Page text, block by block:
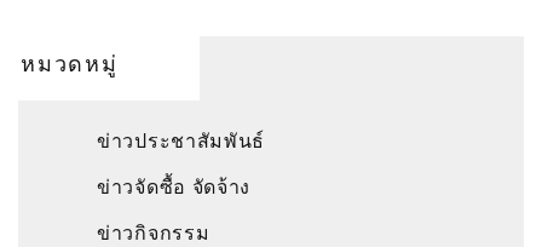
หมวดหมู่
ข่าวประชาสัมพันธ์
ข่าวจัดซื้อ จัดจ้าง
ข่าวกิจกรรม